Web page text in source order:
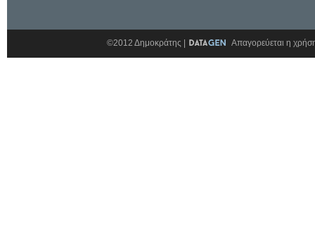
©2012 Δημοκράτης | Απαγορεύεται η